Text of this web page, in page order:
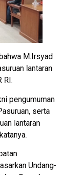
M.Irsyad
lantaran
RI.
pengumuman
serta
lantaran
Undang-